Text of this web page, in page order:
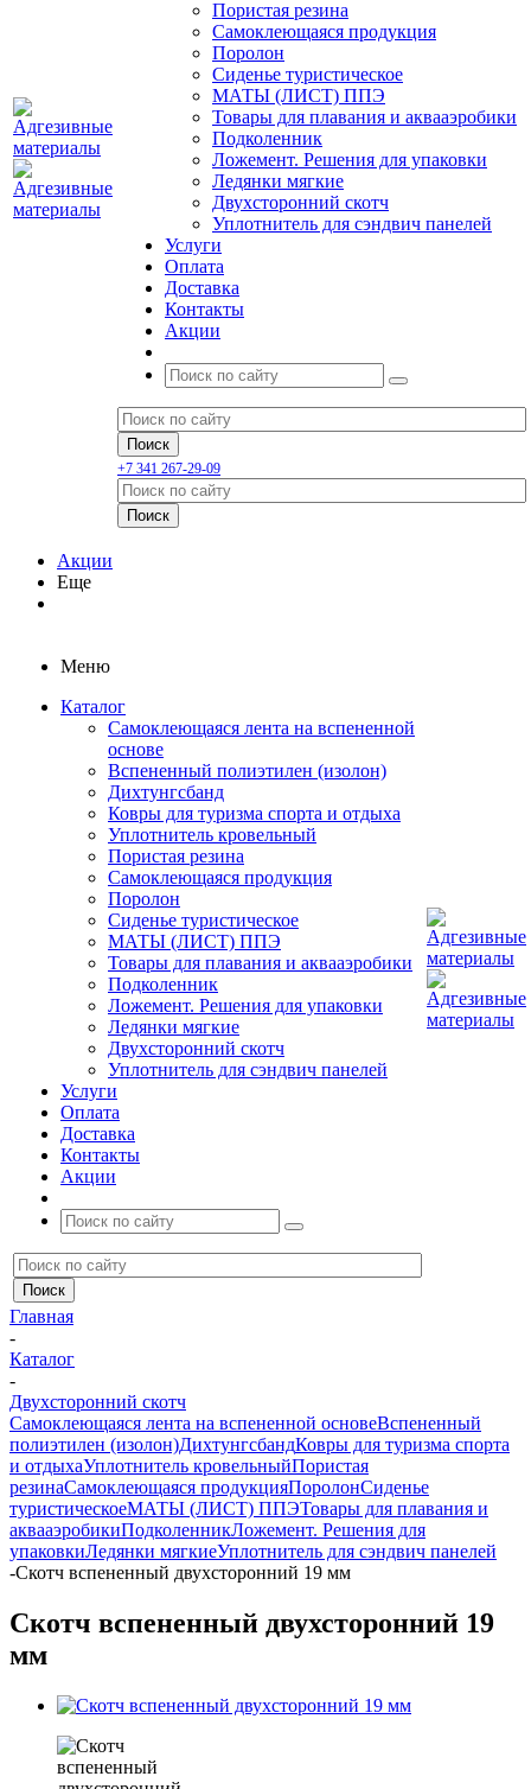
Пористая резина
Самоклеющаяся продукция
Поролон
Сиденье туристическое
МАТЫ (ЛИСТ) ППЭ
Товары для плавания и аквааэробики
Подколенник
Ложемент. Решения для упаковки
Ледянки мягкие
Двухсторонний скотч
Уплотнитель для сэндвич панелей
Услуги
Оплата
Доставка
Контакты
Акции
+7 341 267-29-09
Акции
Еще
Меню
Каталог
Самоклеющаяся лента на вспененной
основе
Вспененный полиэтилен (изолон)
Дихтунгсбанд
Ковры для туризма спорта и отдыха
Уплотнитель кровельный
Пористая резина
Самоклеющаяся продукция
Поролон
Сиденье туристическое
МАТЫ (ЛИСТ) ППЭ
Товары для плавания и аквааэробики
Подколенник
Ложемент. Решения для упаковки
Ледянки мягкие
Двухсторонний скотч
Уплотнитель для сэндвич панелей
Услуги
Оплата
Доставка
Контакты
Акции
Главная
-
Каталог
-
Двухсторонний скотч
Самоклеющаяся лента на вспененной основеВспененный
полиэтилен (изолон)ДихтунгсбандКовры для туризма спорта
и отдыхаУплотнитель кровельныйПористая
резинаСамоклеющаяся продукцияПоролонСиденье
туристическоеМАТЫ (ЛИСТ) ППЭТовары для плавания и
аквааэробикиПодколенникЛожемент. Решения для
упаковкиЛедянки мягкиеУплотнитель для сэндвич панелей
-Скотч вспененный двухсторонний 19 мм
Скотч вспененный двухсторонний 19
мм